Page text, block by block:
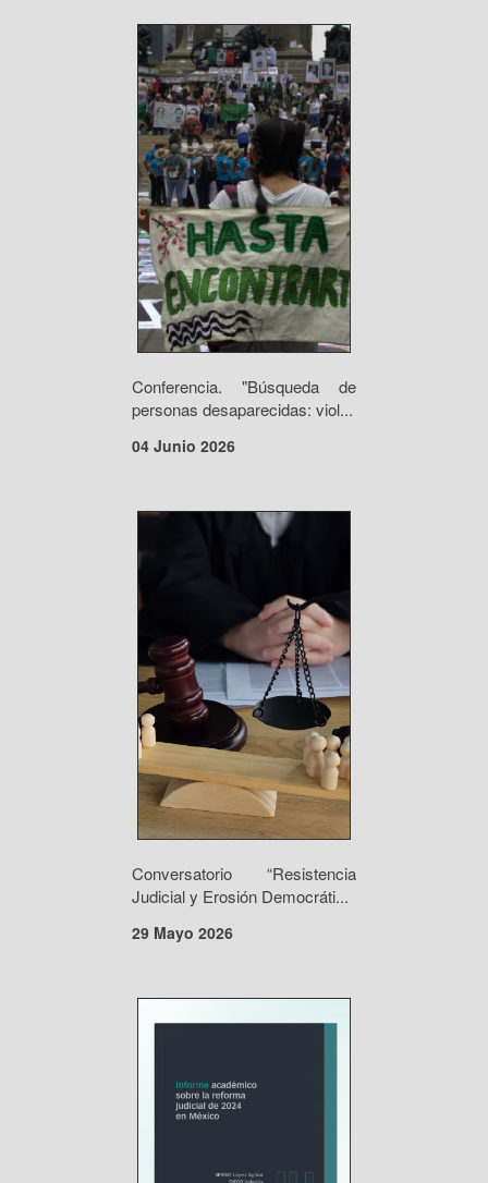
Conferencia. "Búsqueda de
personas desaparecidas: viol...
04 Junio 2026
Conversatorio “Resistencia
Judicial y Erosión Democráti...
29 Mayo 2026